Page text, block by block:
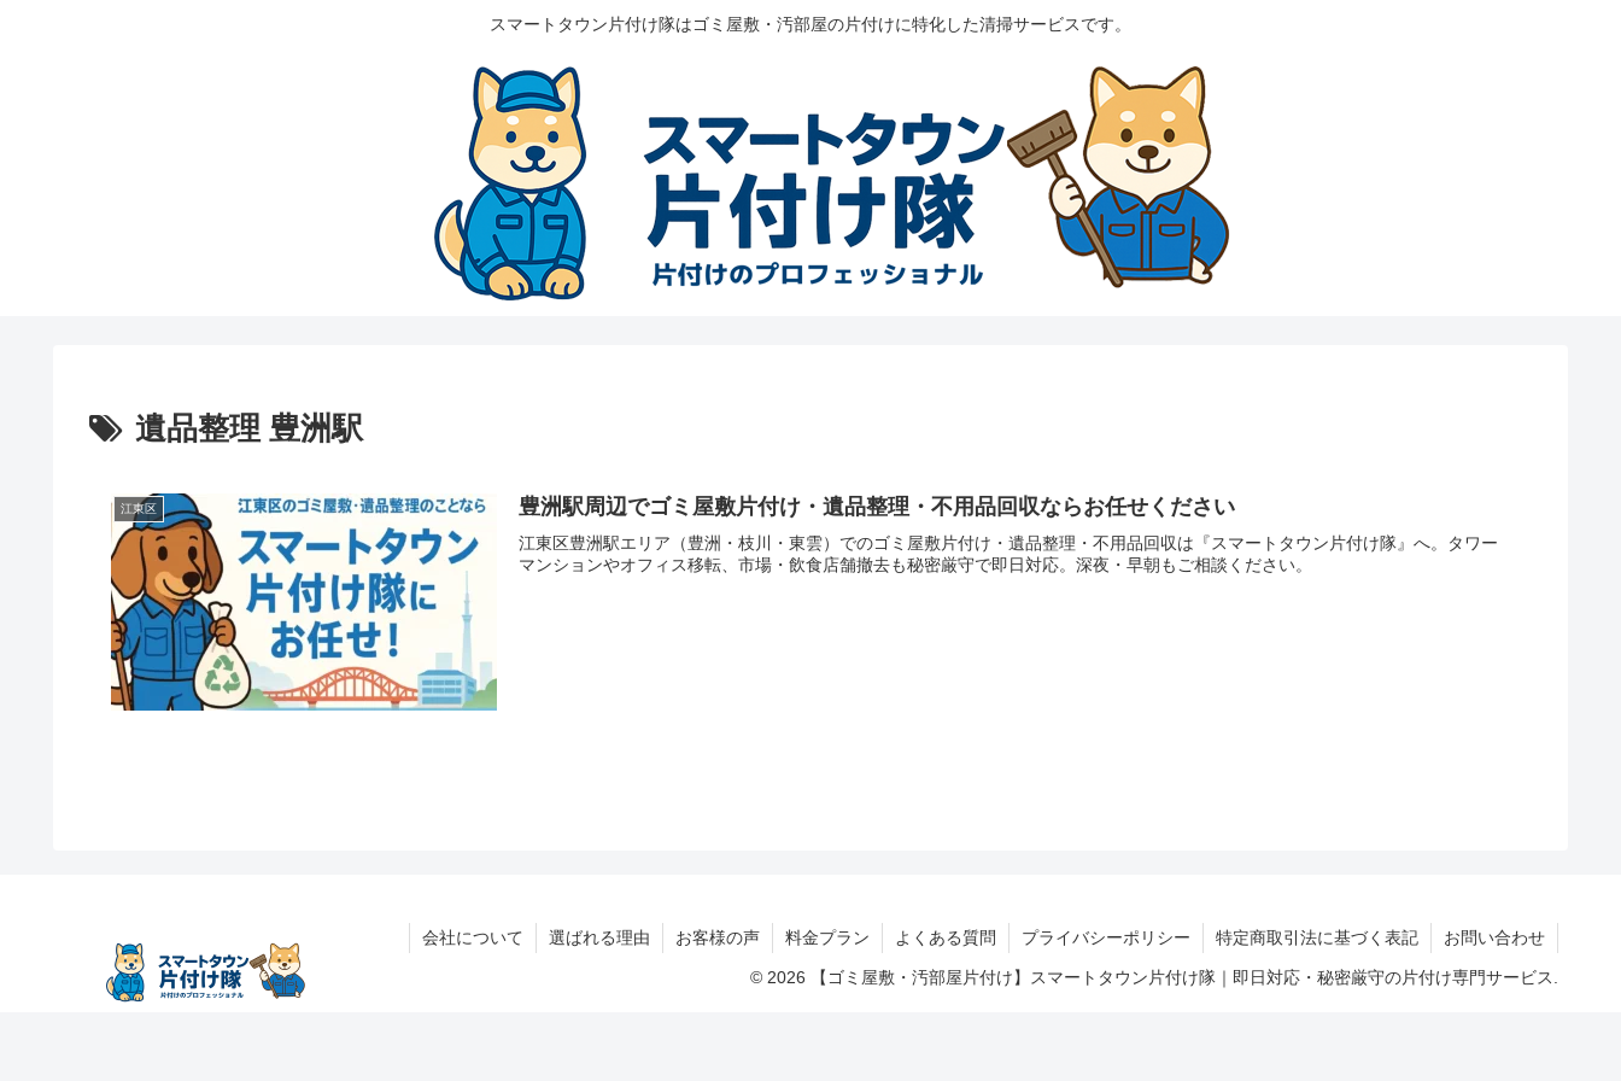
スマートタウン片付け隊はゴミ屋敷・汚部屋の片付けに特化した清掃サービスです。
遺品整理 豊洲駅
江東区 豊洲駅周辺でゴミ屋敷片付け・遺品整理・不用品回収ならお任せください
江東区豊洲駅エリア（豊洲・枝川・東雲）でのゴミ屋敷片付け・遺品整理・不用品回収は『スマートタウン片付け隊』へ。タワー
マンションやオフィス移転、市場・飲食店舗撤去も秘密厳守で即日対応。深夜・早朝もご相談ください。
会社について 選ばれる理由 お客様の声 料金プラン よくある質問 プライバシーポリシー 特定商取引法に基づく表記 お問い合わせ
© 2026 【ゴミ屋敷・汚部屋片付け】スマートタウン片付け隊｜即日対応・秘密厳守の片付け専門サービス.